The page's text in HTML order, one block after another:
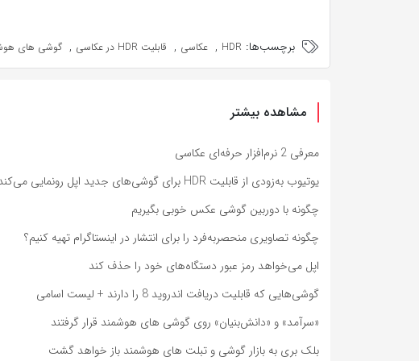
برچسب‌ها: HDR
, عکاسی , قابلیت HDR در عکاسی , گوشی های
مشاهده بیشتر
معرفی 2 نرم‌افزار حرفه‌ای عکاسی
یوتیوب به‌زودی از قابلیت HDR برای گوشی‌های جدید اپل رونمایی می‌کند
چگونه با دوربین گوشی عکس خوبی بگیریم
چگونه تصاویری منحصربه‌فرد را برای انتشار در اینستاگرام تهیه کنیم؟
اپل می‌خواهد رمز عبور دستگاه‌های خود را حذف کند
گوشی‌هایی که قابلیت دریافت اندروید 8 را دارند + لیست اسامی
«سرآمد» و «دانش‌بنیان» روی گوشی های هوشمند قرار گرفتند
بلک بری به بازار گوشی و تبلت های هوشمند باز خواهد گشت